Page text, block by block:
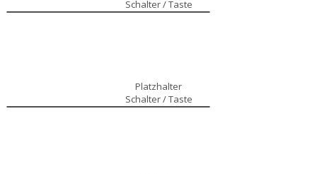
Schalter / Taste
Platzhalter
Schalter / Taste